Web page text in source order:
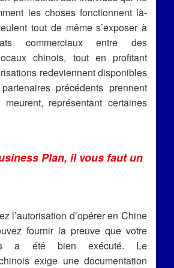
les choses fonctionnent là-
tout de même s’exposer à
commerciaux entre des
chinois, tout en profitant
redeviennent disponibles
précédents prennent
représentant certaines
Plan, il vous faut un
l’autorisation d’opérer en Chine
fournir la preuve que votre
a été bien exécuté. Le
exige une documentation